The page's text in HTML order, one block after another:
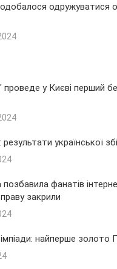
одружуватися
у Києві перший
української
фанатів
закрили
найперше золото